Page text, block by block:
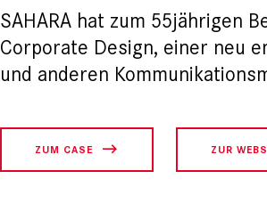
SAHARA hat zum 55jährigen
Corporate Design, einer neu
und anderen
ZUM CASE ZUR